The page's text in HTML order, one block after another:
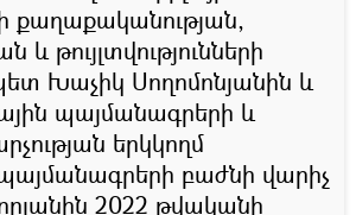
քաղաքականության,
և թույլտվությունների
Խաչիկ Սողոմոնյանին և
պայմանագրերի և
երկկողմ
բաժնի վարիչ
2022 թվականի